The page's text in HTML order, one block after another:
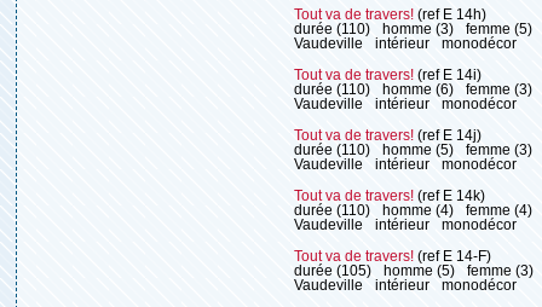
Tout va de travers! (ref E 14h)
durée (110)
homme (3)
femme (5)
Vaudeville
intérieur monodécor
Tout va de travers! (ref E 14i)
durée (110)
homme (6)
femme (3)
Vaudeville
intérieur monodécor
Tout va de travers! (ref E 14j)
durée (110)
homme (5)
femme (3)
Vaudeville
intérieur monodécor
Tout va de travers! (ref E 14k)
durée (110)
homme (4)
femme (4)
Vaudeville
intérieur monodécor
Tout va de travers! (ref E 14-F)
durée (105)
homme (5)
femme (3)
Vaudeville
intérieur monodécor